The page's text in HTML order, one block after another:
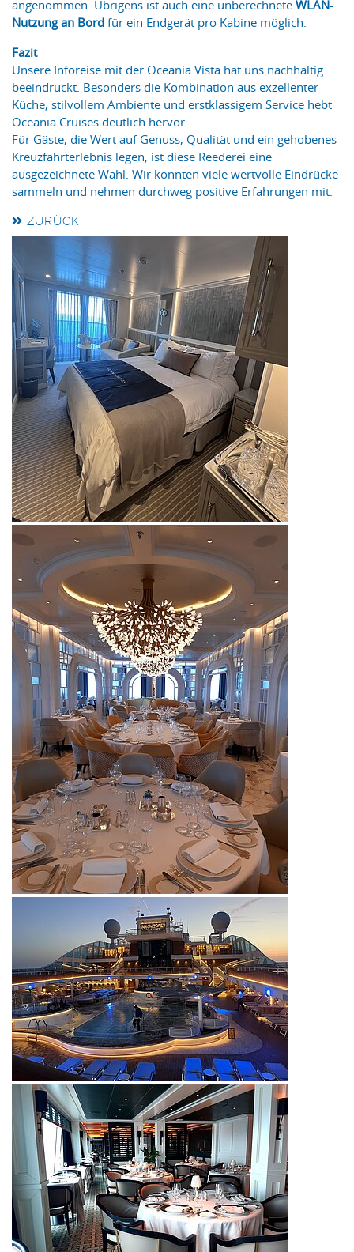
angenommen. Übrigens ist auch eine unberechnete WLAN-
Nutzung an Bord für ein Endgerät pro Kabine möglich.
Fazit
Unsere Inforeise mit der Oceania Vista hat uns nachhaltig
beeindruckt. Besonders die Kombination aus exzellenter
Küche, stilvollem Ambiente und erstklassigem Service hebt
Oceania Cruises deutlich hervor.
Für Gäste, die Wert auf Genuss, Qualität und ein gehobenes
Kreuzfahrterlebnis legen, ist diese Reederei eine
ausgezeichnete Wahl. Wir konnten viele wertvolle Eindrücke
sammeln und nehmen durchweg positive Erfahrungen mit.
ZURÜCK